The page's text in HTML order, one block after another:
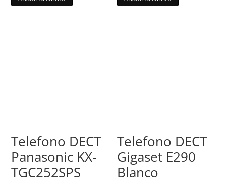
Telefono DECT
Panasonic KX-
TGC252SPS
Telefono DECT
Gigaset E290
Blanco